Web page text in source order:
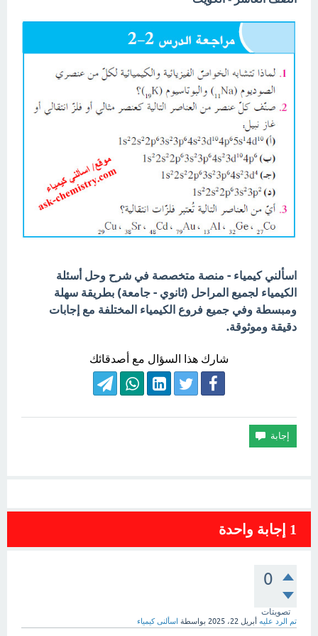
اسألني كيمياء - منصة متخصصة في شرح وحل أسئلة
الكيمياء لجميع المراحل (ثانوي - جامعة) بطريقة سهلة
ومبسطة وفي جميع فروع الكيمياء المختلفة مع إجابات
دقيقة وموثوقة.
شارك هذا السؤال مع أصدقائك
1 إجابة واحدة
0
تصويتات
تم الرد عليه أبريل 22، 2025 بواسطة اسألنى كيمياء